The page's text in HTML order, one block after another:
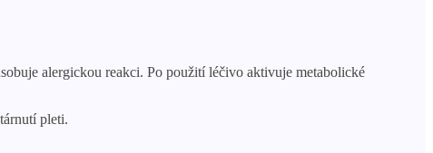
alergickou reakci. Po použití léčivo aktivuje metabolické
pleti.